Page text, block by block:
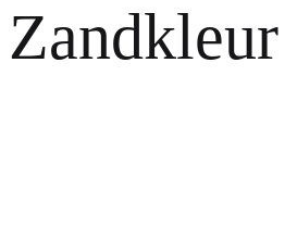
Zandkleur